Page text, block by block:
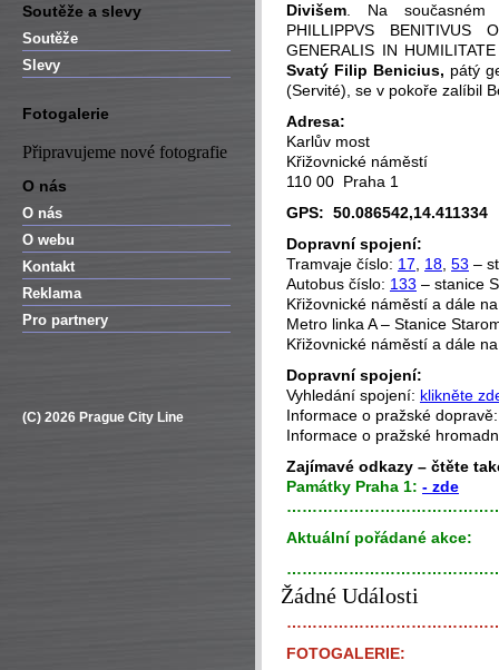
Soutěže a slevy
Soutěže
Slevy
Fotogalerie
Připravujeme nové fotografie
O nás
O nás
O webu
Kontakt
Reklama
Pro partnery
(C) 2026 Prague City Line
Divišem . Na současném
PHILLIPPVS BENITIVUS
GENERALIS IN
Svatý Filip Benicius, pátý
(Servité), se v pokoře zalíbil
Adresa:
Karlův most
Křižovnické náměstí
110 00 Praha 1
GPS: 50.086542,14.411334
Dopravní spojení:
Tramvaje číslo: 17 18 53 –
Autobus číslo: 133 – stanice
Křižovnické náměstí a dále
Metro linka A – Stanice
Křižovnické náměstí a dále
Dopravní spojení:
Vyhledání spojení: klikněte
Informace o pražské
Informace o pražské
Zajímavé odkazy – čtěte
Památky Praha 1: - zde
Aktuální pořádané akce:
Žádné Události
FOTOGALERIE: